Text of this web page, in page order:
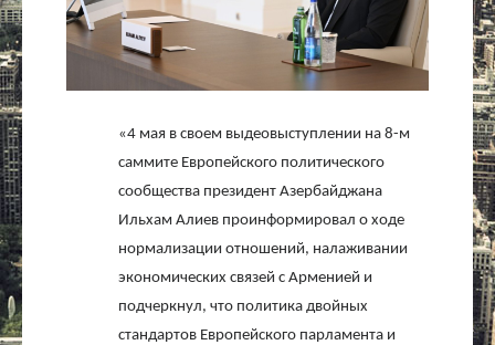
Проект
Актуально
Контакты
«4 мая в своем выдеовыступлении на 8-м
саммите Европейского политического
сообщества президент Азербайджана
Ильхам Алиев проинформировал о ходе
нормализации отношений, налаживании
экономических связей с Арменией и
подчеркнул, что политика двойных
стандартов Европейского парламента и